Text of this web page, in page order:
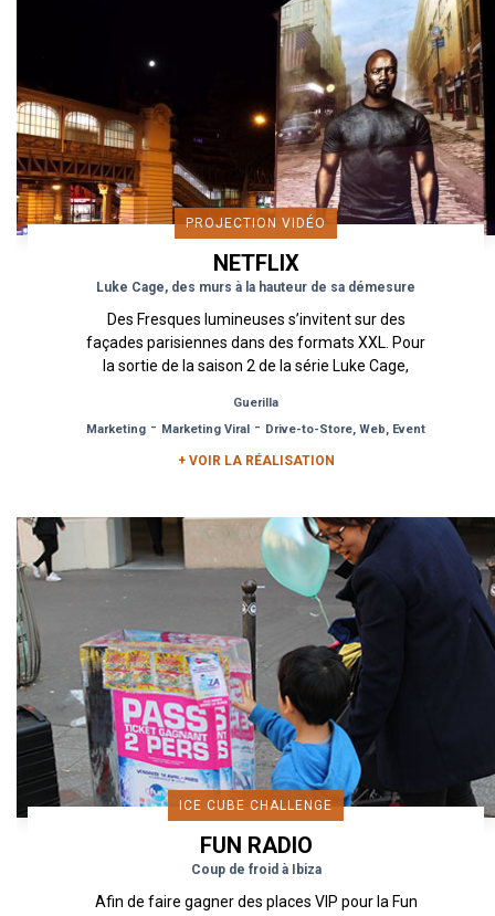
PROJECTION VIDÉO
NETFLIX
Luke Cage, des murs à la hauteur de sa démesure
Des Fresques lumineuses s’invitent sur des
façades parisiennes dans des formats XXL. Pour
la sortie de la saison 2 de la série Luke Cage,
Guerilla
Marketing - Marketing Viral - Drive-to-Store, Web, Event
+ VOIR LA RÉALISATION
ICE CUBE CHALLENGE
FUN RADIO
Coup de froid à Ibiza
Afin de faire gagner des places VIP pour la Fun